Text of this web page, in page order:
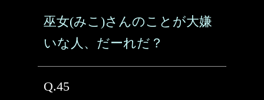
巫女(みこ)さんのことが大嫌
いな人、だーれだ？
Q.45